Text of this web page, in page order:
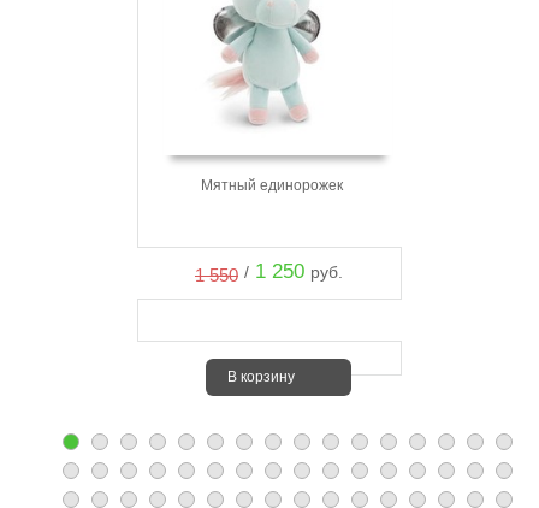
Мятный единорожек
1 550 / 1 250 руб.
В корзину